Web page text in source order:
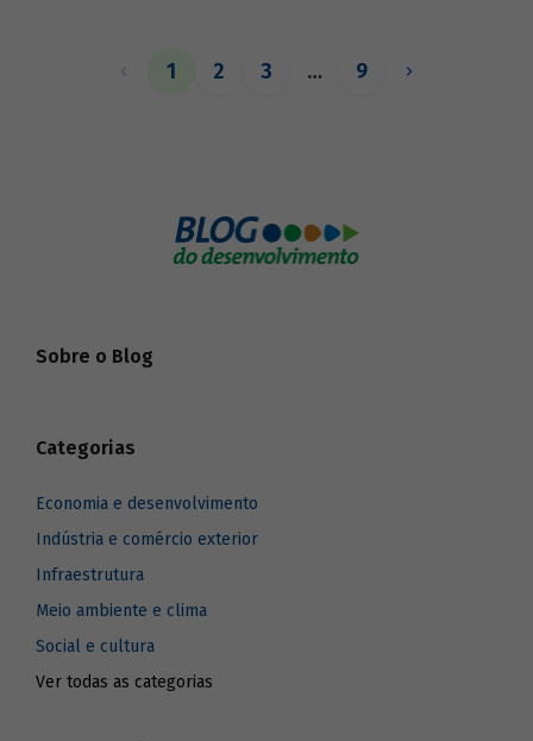
1 2 3 … 9
Sobre o Blog
Categorias
Economia e desenvolvimento
Indústria e comércio exterior
Infraestrutura
Meio ambiente e clima
Social e cultura
Ver todas as categorias